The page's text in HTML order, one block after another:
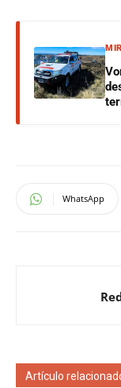
WhatsApp
Artículo